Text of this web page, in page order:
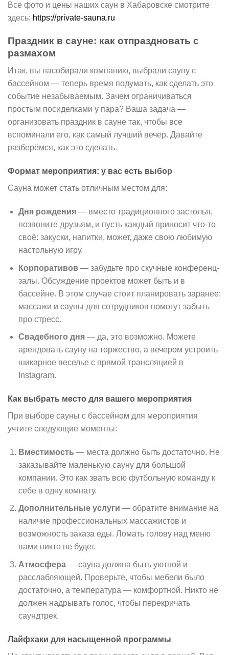
Все фото и цены наших саун в Хабаровске смотрите
здесь: https://private-sauna.ru
Праздник в сауне: как отпраздновать с
размахом
Итак, вы насобирали компанию, выбрали сауну с
бассейном — теперь время подумать, как сделать это
событие незабываемым. Зачем ограничиваться
простым посиделками у пара? Ваша задача —
организовать праздник в сауне так, чтобы все
вспоминали его, как самый лучший вечер. Давайте
разберёмся, как это сделать.
Формат мероприятия: у вас есть выбор
Сауна может стать отличным местом для:
Дня рождения— вместо традиционного застолья,
позвоните друзьям, и пусть каждый приносит что-то
своё: закуски, напитки, может, даже свою любимую
настольную игру.
Корпоративов — забудьте про скучные конференц-
залы. Обсуждение проектов может быть и в
бассейне. В этом случае стоит планировать заранее:
массажи и сауны для сотрудников помогут забыть
про стресс.
Свадебного дня— да, это возможно. Можете
арендовать сауну на торжество, а вечером устроить
шикарное веселье с прямой трансляцией в
Instagram.
Как выбрать место для вашего мероприятия
При выборе сауны с бассейном для мероприятия
учтите следующие моменты:
Вместимость — места должно быть достаточно. Не
заказывайте маленькую сауну для большой
компании. Это как звать всю футбольную команду к
себе в одну комнату.
Дополнительные услуги — обратите внимание на
наличие профессиональных массажистов и
возможность заказа еды. Ломать голову над меню
вами никто не будет.
Атмосфера— сауна должна быть уютной и
расслабляющей. Проверьте, чтобы мебели было
достаточно, а температура — комфортной. Никто не
должен надрывать голос, чтобы перекричать
саундтрек.
Лайфхаки для насыщенной программы